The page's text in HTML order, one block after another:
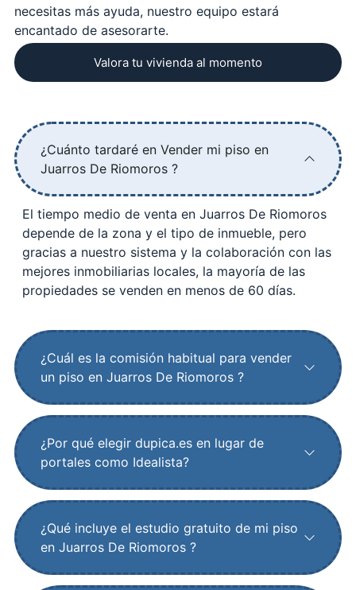
necesitas más ayuda, nuestro equipo estará
encantado de asesorarte.
Valora tu vivienda al momento
¿Cuánto tardaré en Vender mi piso en
Juarros De Riomoros ?
El tiempo medio de venta en Juarros De Riomoros
depende de la zona y el tipo de inmueble, pero
gracias a nuestro sistema y la colaboración con las
mejores inmobiliarias locales, la mayoría de las
propiedades se venden en menos de 60 días.
¿Cuál es la comisión habitual para vender
un piso en Juarros De Riomoros ?
¿Por qué elegir dupica.es en lugar de
portales como Idealista?
¿Qué incluye el estudio gratuito de mi piso
en Juarros De Riomoros ?